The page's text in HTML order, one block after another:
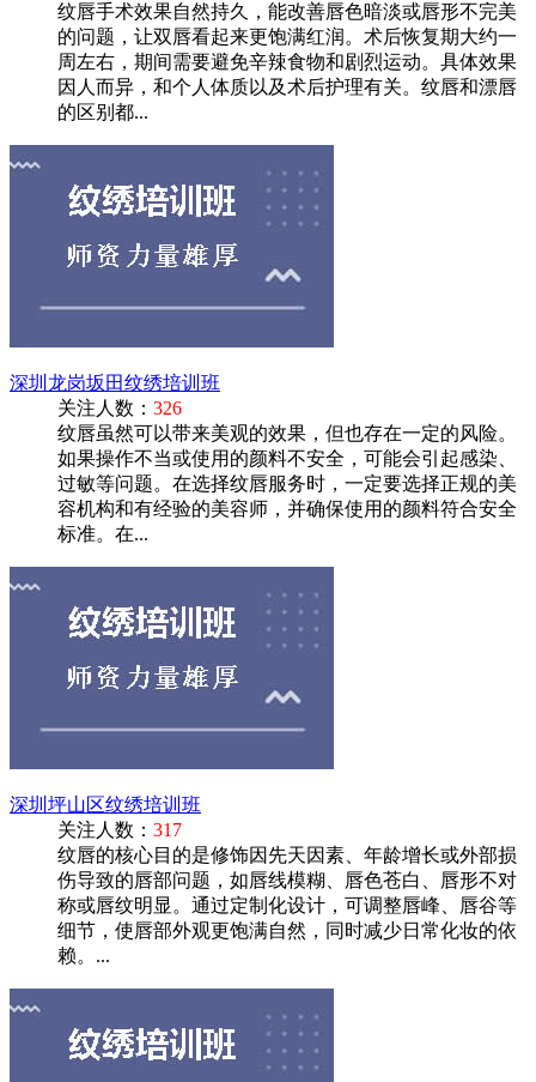
纹唇手术效果自然持久，能改善唇色暗淡或唇形不完美
的问题，让双唇看起来更饱满红润。术后恢复期大约一
周左右，期间需要避免辛辣食物和剧烈运动。具体效果
因人而异，和个人体质以及术后护理有关。纹唇和漂唇
的区别都...
深圳龙岗坂田纹绣培训班
关注人数： 326
纹唇虽然可以带来美观的效果，但也存在一定的风险。
如果操作不当或使用的颜料不安全，可能会引起感染、
过敏等问题。在选择纹唇服务时，一定要选择正规的美
容机构和有经验的美容师，并确保使用的颜料符合安全
标准。在...
深圳坪山区纹绣培训班
关注人数： 317
纹唇的核心目的是修饰因先天因素、年龄增长或外部损
伤导致的唇部问题，如唇线模糊、唇色苍白、唇形不对
称或唇纹明显。‌通过定制化设计，可调整唇峰、唇谷等
细节，使唇部外观更饱满自然，同时减少日常化妆的依
赖。‌...